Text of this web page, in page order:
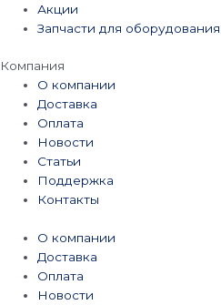
Акции
Запчасти для
Компания
О компании
Доставка
Оплата
Новости
Статьи
Поддержка
Контакты
О компании
Доставка
Оплата
Новости